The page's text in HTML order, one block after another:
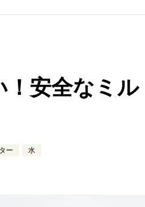
！安全なミル
ー 水